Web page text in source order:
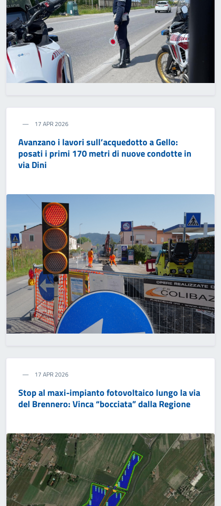
17 APR 2026
Avanzano i lavori sull’acquedotto a Gello:
posati i primi 170 metri di nuove condotte in
via Dini
17 APR 2026
Stop al maxi-impianto fotovoltaico lungo la via
del Brennero: Vinca “bocciata” dalla Regione